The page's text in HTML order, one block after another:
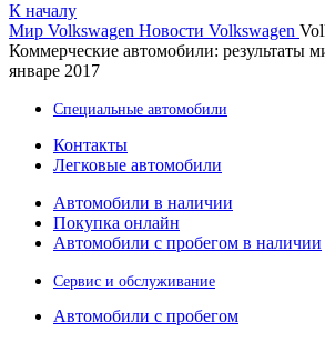
К началу
Мир Volkswagen Новости Volkswagen
Коммерческие автомобили: результаты
январе 2017
Специальные автомобили
Контакты
Легковые автомобили
Автомобили в наличии
Покупка онлайн
Автомобили с пробегом в наличии
Сервис и обслуживание
Автомобили с пробегом